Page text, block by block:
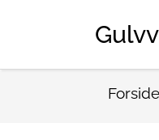
Forside